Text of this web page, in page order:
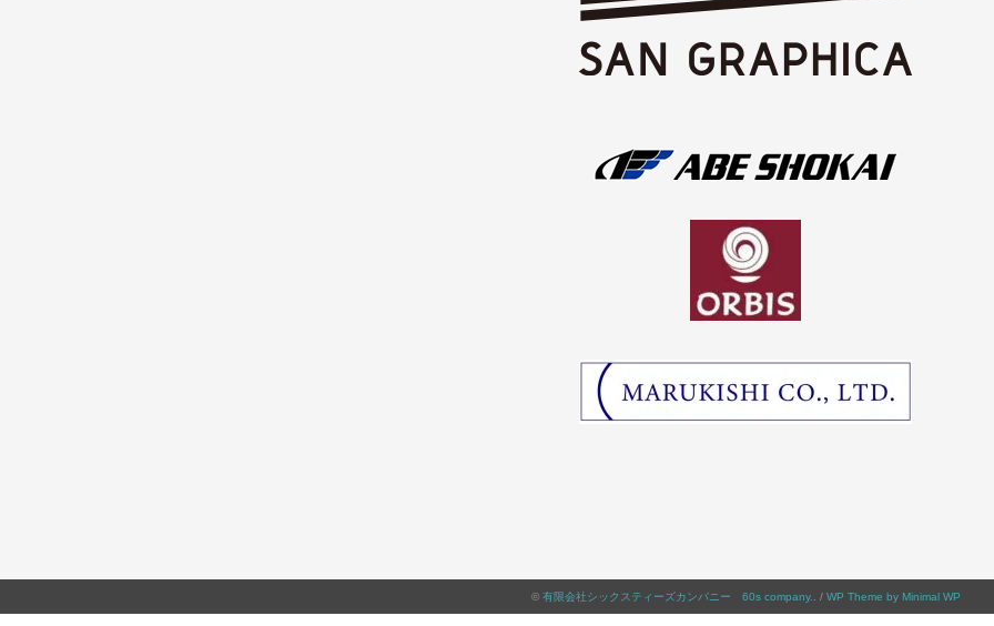
© 有限会社シックスティーズカンパニー 60s company. . / WP Theme by Minimal WP